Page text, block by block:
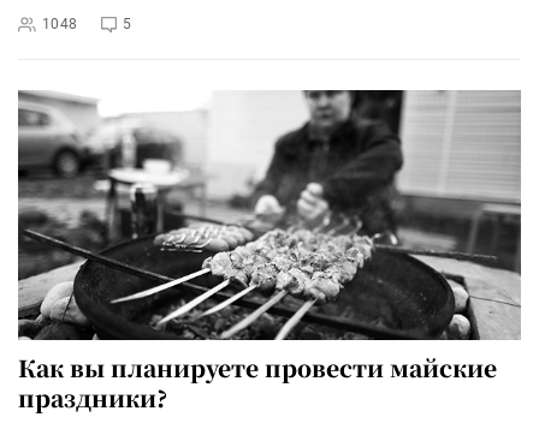
1048 5
Как вы планируете провести майские
праздники?